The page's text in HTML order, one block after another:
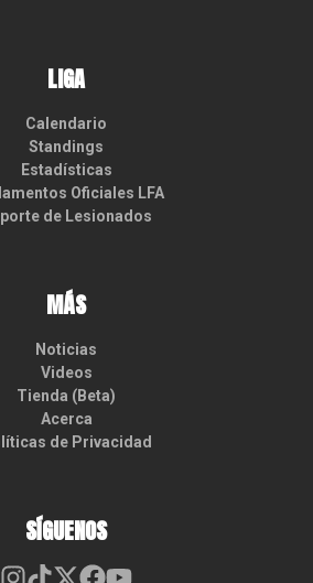
LIGA
Calendario
Standings
Estadísticas
Oficiales LFA
de Lesionados
MÁS
Noticias
Videos
Tienda (Beta)
Acerca
de Privacidad
SÍGUENOS